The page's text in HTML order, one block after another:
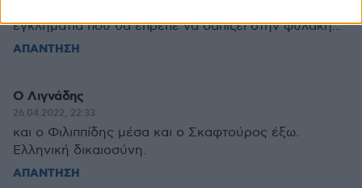
εγκληματία που θα έπρεπε να σαπίζει στην φυλακή...
ΑΠΑΝΤΗΣΗ
Ο Λιγνάδης
26.04.2022, 22:33
και ο Φιλιππίδης μέσα και ο Σκαφτούρος έξω.
Ελληνική δικαιοσύνη.
ΑΠΑΝΤΗΣΗ